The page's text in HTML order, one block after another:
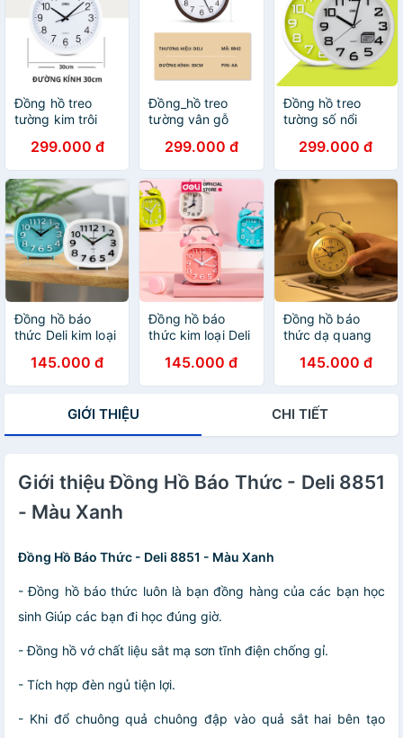
Đồng hồ treo
tường kim trôi
Deli - 9005 -
không tiềng ồn,
đẹp tinh tế - vpp
Diệp Lạc (sỉ/lẻ)
299.000 đ
Đồng_hồ treo
tường vân gỗ
30cm - 8842,
không tiếng ồn,
đẹp từng chi tiết
- vpp Diệp Lạc
(sỉ/lẻ)
299.000 đ
Đồng hồ treo
tường số nổi
cao cấp Deli -
8948 - sáng
trọng, tinh tế -
vpp Diệp Lạc
(sỉ/lẻ)
299.000 đ
Đồng hồ báo
thức Deli kim loại
tích hợp đèn ngủ
- phong cách cổ
- vpp Diệp Lạc
(sỉ/lẻ)
145.000 đ
Đồng hồ báo
thức kim loại Deli
to,quét không
gây tiếng ồn, thời
Diệp Lạc
145.000 đ
Đồng hồ báo
thức dạ quang
không gỉ - 9024
- vpp Diệp Lạc
145.000 đ
GIỚI THIỆU CHI TIẾT
Giới thiệu Đồng Hồ Báo Thức - Deli 8851
- Màu Xanh
Đồng Hồ Báo Thức - Deli 8851 - Màu Xanh
- Đồng hồ báo thức luôn là bạn đồng hàng của các bạn học
sinh Giúp các bạn đi học đúng giờ.
- Đồng hồ vớ chất liệu sắt mạ sơn tĩnh điện chống gỉ.
- Tích hợp đèn ngủ tiện lợi.
- Khi đổ chuông quả chuông đập vào quả sắt hai bên tạo